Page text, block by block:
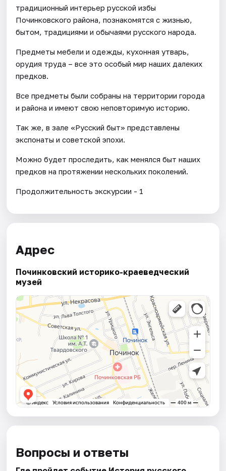
традиционный интерьер русской избы
Починковского района, познакомятся с жизнью,
бытом, традициями и обычаями русского народа.
Предметы мебели и одежды, кухонная утварь,
орудия труда – все это особый мир наших далеких
предков.
Все предметы были собраны на территории города
и района и имеют свою неповторимую историю.
Так же, в зале «Русский быт» представлены
экспонаты и советской эпохи.
Можно будет проследить, как менялся быт наших
предков на протяжении нескольких поколений.
Продолжительность экскурсии - 1
Адрес
Починковский историко-краеведческий
музей
Вопросы и ответы